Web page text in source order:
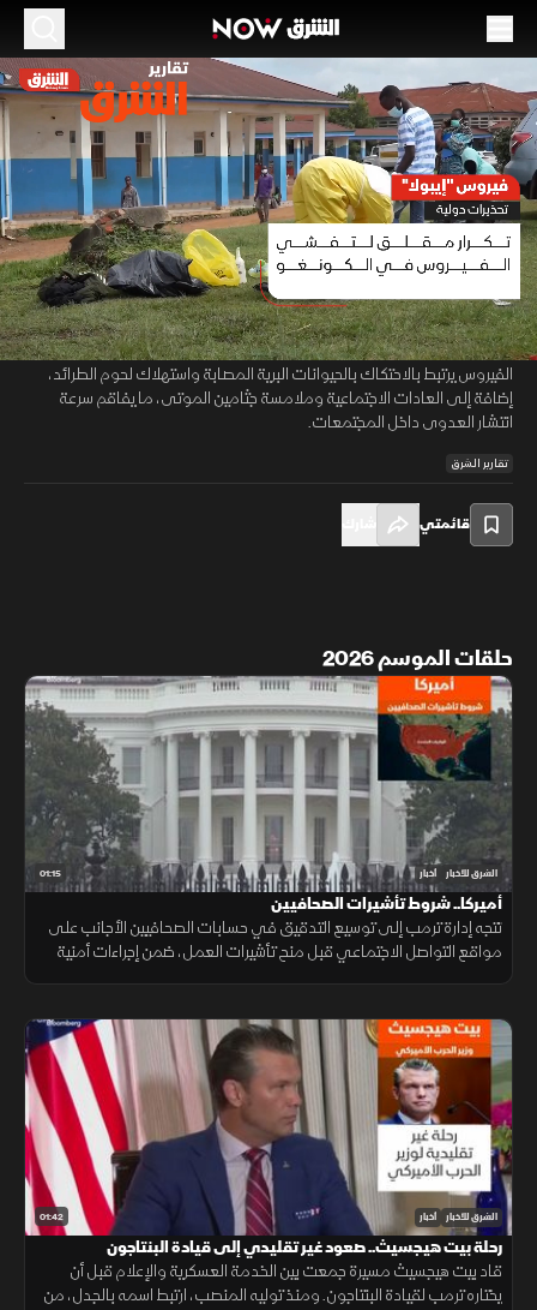
00:10/01:37
الكونغو الديمقراطية تواجه موجات متكررة من
تفشي إيبولا
22 مايو 2026 01:37 أخبار
تقارير الشرق
تواجه الكونغو الديمقراطية تحديات متزايدة مع تكرار تفشي فيروس إيبولا،
بعدما سجلت 17 موجة تفشٍ للمرض وهو أعلى معدل عالمياً، فيما أودى تفشٍ
سابق بين 2018 و2020 بحياة أكثر من 2200 شخص. ويؤكد العلماء أن انتقال
الفيروس يرتبط بالاحتكاك بالحيوانات البرية المصابة واستهلاك لحوم الطرائد،
إضافة إلى العادات الاجتماعية وملامسة جثامين الموتى، ما يفاقم سرعة
انتشار العدوى داخل المجتمعات.
تقارير الشرق
قائمتي
حلقات الموسم 2026
01:15 الشرق للأخبار أخبار
أميركا.. شروط تأشيرات الصحافيين
تتجه إدارة ترمب إلى توسيع التدقيق في حسابات الصحافيين الأجانب على
مواقع التواصل الاجتماعي قبل منح تأشيرات العمل، ضمن إجراءات أمنية
01:42 الشرق للأخبار أخبار
رحلة بيت هيجسيث.. صعود غير تقليدي إلى قيادة البنتاجون
قاد بيت هيجسيث مسيرة جمعت بين الخدمة العسكرية والإعلام قبل أن
يختاره ترمب لقيادة البنتاجون. ومنذ توليه المنصب، ارتبط اسمه بالجدل، من